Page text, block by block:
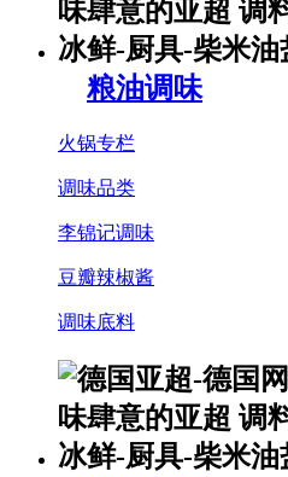
粮油调味
火锅专栏
调味品类
李锦记调味
豆瓣辣椒酱
调味底料